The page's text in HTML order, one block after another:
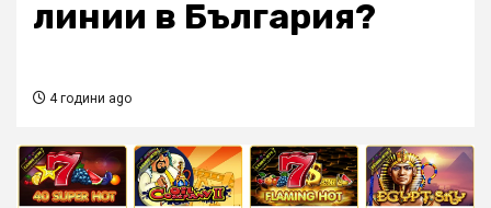
линии в България?
4 години ago